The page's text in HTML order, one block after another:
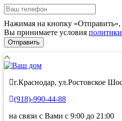
Нажимая на кнопку «Отправить»,
Вы принимаете условия
Отправить
г.Краснодар, ул.Ростовское
(918)-990-44-88
на связи с Вами с 9:00 до 21:00